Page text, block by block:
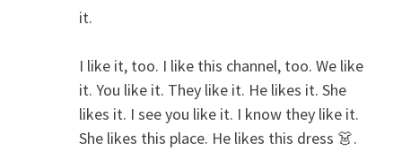
it.
I like it, too. I like this channel, too. We like
it. You like it. They like it. He likes it. She
likes it. I see you like it. I know they like it.
She likes this place. He likes this dress 👗.